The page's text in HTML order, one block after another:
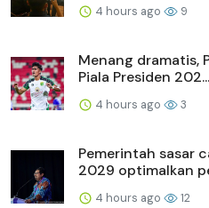
4 hours ago 9
Menang dramatis,
Piala Presiden 202...
4 hours ago 3
Pemerintah sasar
2029 optimalkan
4 hours ago 12